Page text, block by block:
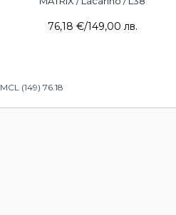
76,18 €/149,00 лв.
(149) 76.18